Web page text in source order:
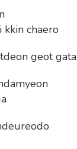
kkin chaero
geot gata